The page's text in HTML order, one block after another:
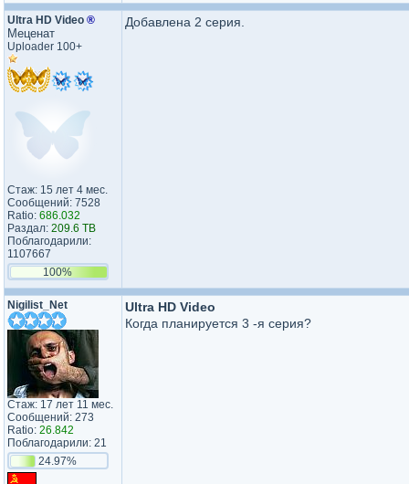
Ultra HD Video ®
Меценат
Uploader 100+
Стаж: 15 лет 4 мес.
Сообщений: 7528
Ratio: 686.032
Раздал: 209.6 TB
Поблагодарили:
1107667
100%
Добавлена 2 серия.
Nigilist_Net
Стаж: 17 лет 11 мес.
Сообщений: 273
Ratio: 26.842
Поблагодарили: 21
24.97%
Ultra HD Video
Когда планируется 3 -я серия?